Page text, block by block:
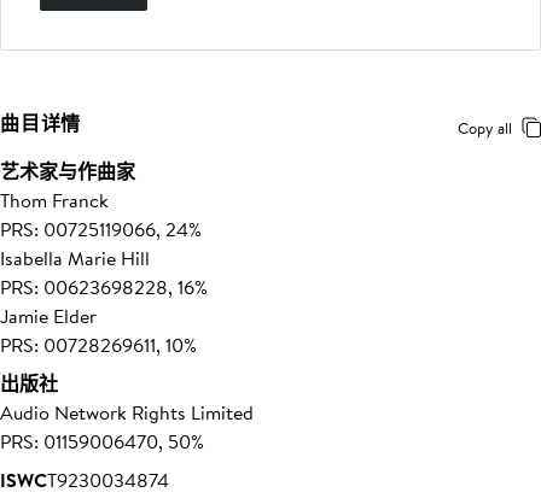
曲目详情 Copy all
艺术家与作曲家
Thom Franck
PRS: 00725119066, 24%
Isabella Marie Hill
PRS: 00623698228, 16%
Jamie Elder
PRS: 00728269611, 10%
出版社
Audio Network Rights Limited
PRS: 01159006470, 50%
ISWCT9230034874